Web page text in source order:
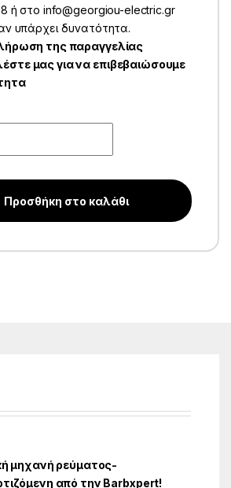
ή στο info@georgiou-electric.gr
υπάρχει δυνατότητα.
της παραγγελίας
μας για να επιβεβαιώσουμε
Προσθήκη στο καλάθι
μηχανή ρεύματος-
από την Barbxpert!